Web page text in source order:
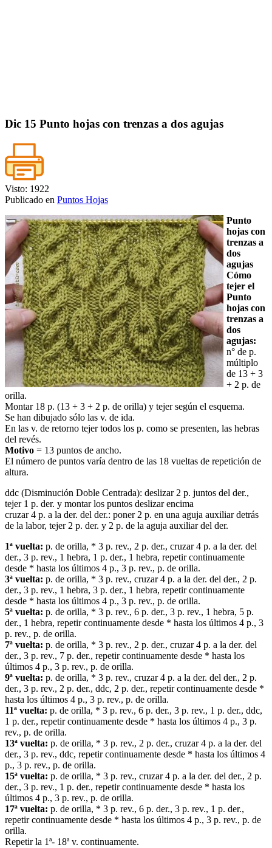
Dic 15 Punto hojas con trenzas a dos agujas
Visto: 1922
Publicado en Puntos Hojas
Punto
hojas con
trenzas a
dos
agujas
Cómo
tejer el
Punto
hojas con
trenzas a
dos
agujas:
n° de p.
múltiplo
de 13 + 3
+ 2 p. de
orilla.
Montar 18 p. (13 + 3 + 2 p. de orilla) y tejer según el esquema.
Se han dibujado sólo las v. de ida.
En las v. de retorno tejer todos los p. como se presenten, las hebras
del revés.
Motivo = 13 puntos de ancho.
El número de puntos varía dentro de las 18 vueltas de repetición de
altura.
ddc (Disminución Doble Centrada): deslizar 2 p. juntos del der.,
tejer 1 p. der. y montar los puntos deslizar encima
cruzar 4 p. a la der. del der.: poner 2 p. en una aguja auxiliar detrás
de la labor, tejer 2 p. der. y 2 p. de la aguja auxiliar del der.
1ª vuelta: p. de orilla, * 3 p. rev., 2 p. der., cruzar 4 p. a la der. del
der., 3 p. rev., 1 hebra, 1 p. der., 1 hebra, repetir continuamente
desde * hasta los últimos 4 p., 3 p. rev., p. de orilla.
3ª vuelta: p. de orilla, * 3 p. rev., cruzar 4 p. a la der. del der., 2 p.
der., 3 p. rev., 1 hebra, 3 p. der., 1 hebra, repetir continuamente
desde * hasta los últimos 4 p., 3 p. rev., p. de orilla.
5ª vuelta: p. de orilla, * 3 p. rev., 6 p. der., 3 p. rev., 1 hebra, 5 p.
der., 1 hebra, repetir continuamente desde * hasta los últimos 4 p., 3
p. rev., p. de orilla.
7ª vuelta: p. de orilla, * 3 p. rev., 2 p. der., cruzar 4 p. a la der. del
der., 3 p. rev., 7 p. der., repetir continuamente desde * hasta los
últimos 4 p., 3 p. rev., p. de orilla.
9ª vuelta: p. de orilla, * 3 p. rev., cruzar 4 p. a la der. del der., 2 p.
der., 3 p. rev., 2 p. der., ddc, 2 p. der., repetir continuamente desde *
hasta los últimos 4 p., 3 p. rev., p. de orilla.
11ª vuelta: p. de orilla, * 3 p. rev., 6 p. der., 3 p. rev., 1 p. der., ddc,
1 p. der., repetir continuamente desde * hasta los últimos 4 p., 3 p.
rev., p. de orilla.
13ª vuelta: p. de orilla, * 3 p. rev., 2 p. der., cruzar 4 p. a la der. del
der., 3 p. rev., ddc, repetir continuamente desde * hasta los últimos 4
p., 3 p. rev., p. de orilla.
15ª vuelta: p. de orilla, * 3 p. rev., cruzar 4 p. a la der. del der., 2 p.
der., 3 p. rev., 1 p. der., repetir continuamente desde * hasta los
últimos 4 p., 3 p. rev., p. de orilla.
17ª vuelta: p. de orilla, * 3 p. rev., 6 p. der., 3 p. rev., 1 p. der.,
repetir continuamente desde * hasta los últimos 4 p., 3 p. rev., p. de
orilla.
Repetir la 1ª- 18ª v. continuamente.